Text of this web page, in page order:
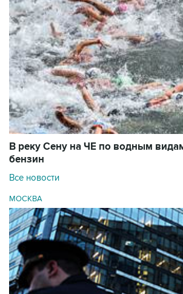
В реку Сену на ЧЕ по водным
бензин
Все новости
МОСКВА